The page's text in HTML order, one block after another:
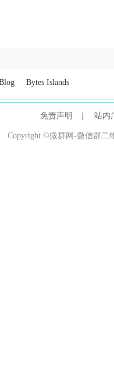
Bytes Islands
免责声明 站内
Copyright ©微群网-微信群二